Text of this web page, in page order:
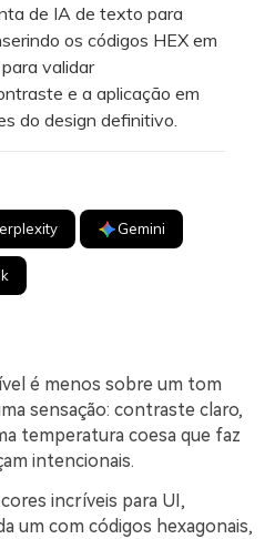
de IA de texto para
os códigos HEX em
validar
e a aplicação em
do design definitivo.
Gemini
é menos sobre um tom
sensação: contraste claro,
temperatura coesa que faz
intencionais.
incríveis para UI,
um com códigos hexagonais,